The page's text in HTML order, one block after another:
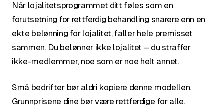
Når lojalitetsprogrammet ditt føles som en
forutsetning for rettferdig behandling snarere enn en
ekte belønning for lojalitet, faller hele premisset
sammen. Du belønner ikke lojalitet – du straffer
ikke-medlemmer, noe som er noe helt annet.
Små bedrifter bør aldri kopiere denne modellen.
Grunnprisene dine bør være rettferdige for alle.